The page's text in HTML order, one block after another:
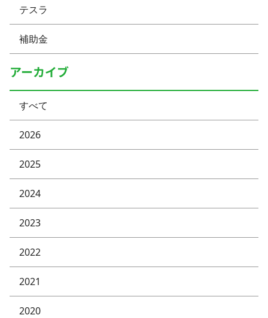
テスラ
補助金
アーカイブ
すべて
2026
2025
2024
2023
2022
2021
2020